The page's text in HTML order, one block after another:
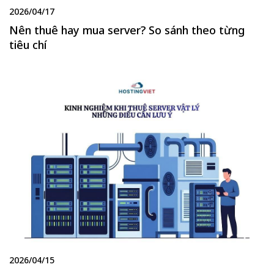
2026/04/17
Nên thuê hay mua server? So sánh theo từng
tiêu chí
2026/04/15